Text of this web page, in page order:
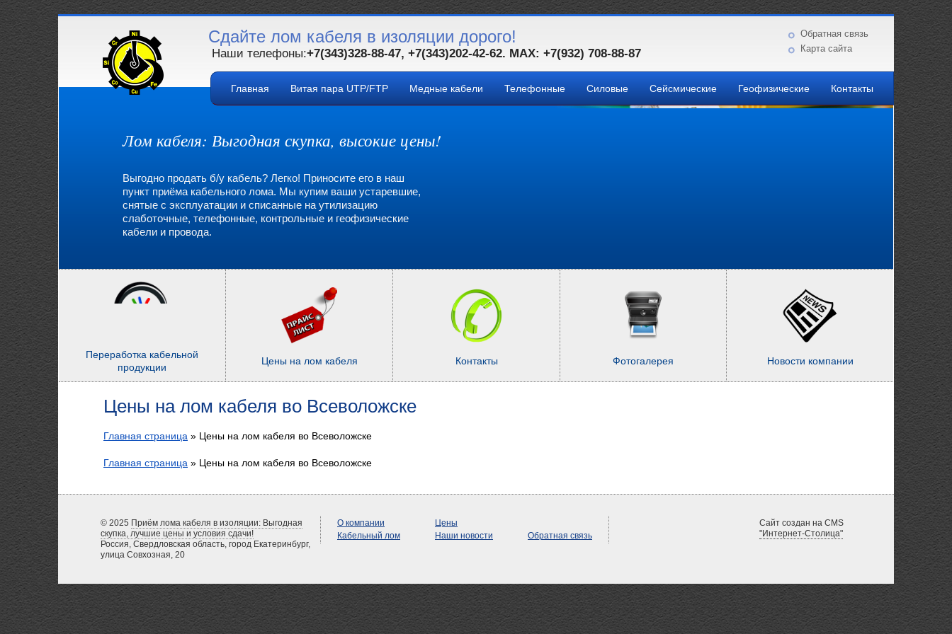
Сдайте лом кабеля в изоляции дорого!
Наши телефоны:+7(343)328-88-47, +7(343)202-42-62. MAX: +7(932) 708-88-87
Обратная связь
Карта сайта
Лом кабеля: Выгодная скупка, высокие цены!
Выгодно продать б/у кабель? Легко! Приносите его в наш
пункт приёма кабельного лома. Мы купим ваши устаревшие,
снятые с эксплуатации и списанные на утилизацию
слаботочные, телефонные, контрольные и геофизические
кабели и провода.
Главная Витая пара UTP/FTP Медные кабели Телефонные Силовые Сейсмические Геофизические Контакты
Переработка кабельной
продукции
Цены на лом кабеля Контакты Фотогалерея Новости компании
Цены на лом кабеля во Всеволожске
Главная страница » Цены на лом кабеля во Всеволожске
Главная страница » Цены на лом кабеля во Всеволожске
© 2025 Приём лома кабеля в изоляции: Выгодная
скупка, лучшие цены и условия сдачи!
Россия, Свердловская область, город Екатеринбург,
улица Совхозная, 20
О компании
Кабельный лом
Цены
Наши новости
Обратная связь
Сайт создан на CMS
"Интернет-Столица"